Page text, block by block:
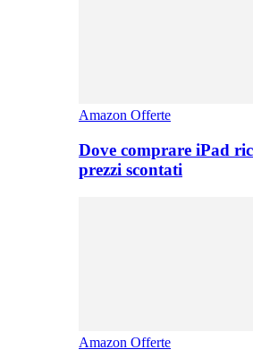
Amazon Offerte
Dove comprare iPad
prezzi scontati
Amazon Offerte